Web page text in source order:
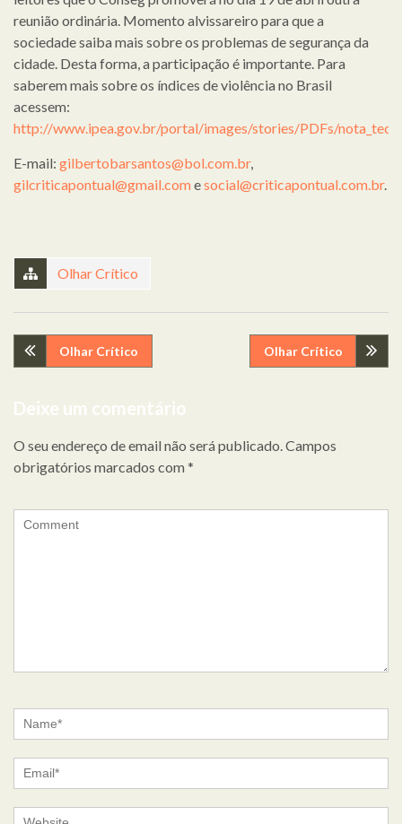
reunião ordinária. Momento alvissareiro para que a
sociedade saiba mais sobre os problemas de segurança da
cidade. Desta forma, a participação é importante. Para
saberem mais sobre os índices de violência no Brasil
acessem:
http://www.ipea.gov.br/portal/images/stories/PDFs/
E-mail: gilbertobarsantos@bol.com.br,
gilcriticapontual@gmail.com esocial@criticapontual.com.br.
Olhar Crítico
Navegação
de
artigos
Olhar Crítico Olhar Crítico
Deixe um comentário
O seu endereço de email não será publicado. Campos
obrigatórios marcados com *